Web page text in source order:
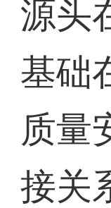
源头
基础
质量
接关